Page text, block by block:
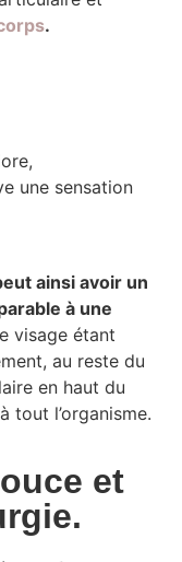
.
une sensation
ainsi avoir un
à une
visage étant
au reste du
en haut du
tout l’organisme.
et